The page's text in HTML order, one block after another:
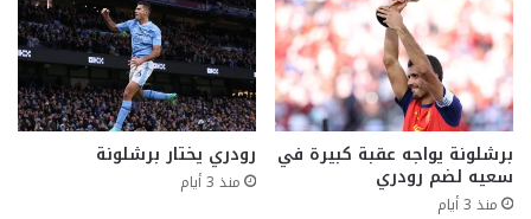
برشلونة يواجه عقبة كبيرة في
سعيه لضم رودري
منذ 3 أيام
رودري يختار برشلونة
منذ 3 أيام